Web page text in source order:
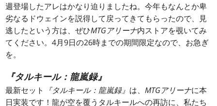
週登場したアレはかなり迫りましたね。今年もなんとか卑
劣なるドウェインを説得して戻ってきてもらったので、見
逃したという方は、ぜひMTGアリーナ内ストアを覗いてみ
てください。4月9日の26時までの期間限定なので、お急ぎ
を。
『タルキール：龍嵐録』
最新セット 『タルキール：龍嵐録』 は、MTGアリーナに本
日実装です！龍が空を覆うタルキールへの再訪に、私たち